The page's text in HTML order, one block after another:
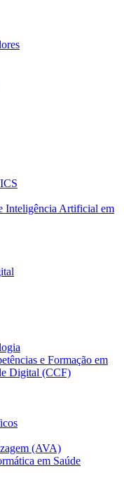
Inteligência Artificial em
e Formação em
Digital (CCF)
(AVA)
em Saúde